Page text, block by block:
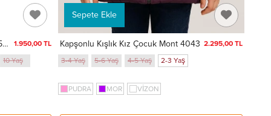
Desenli Kapşonlu Kız Çocuk Mont 50142 1.950,00 TL
10 Yaş
Sepete Ekle
Kapşonlu Kışlık Kız Çocuk Mont 4043 2.295,00 TL
3-4 Yaş
5-6 Yaş 4-5 Yaş 2-3 Yaş
PUDRA MOR VİZON